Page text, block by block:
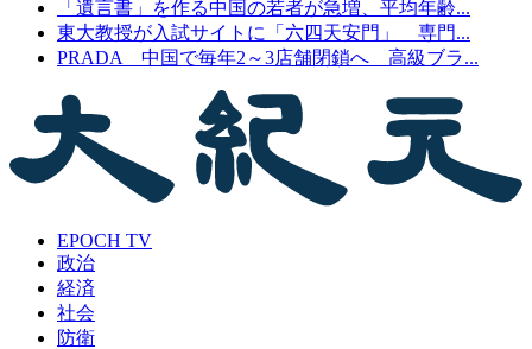
「遺言書」を作る中国の若者が急増、平均年齢...
東大教授が入試サイトに「六四天安門」 専門...
PRADA 中国で毎年2～3店舗閉鎖へ 高級ブラ...
EPOCH TV
政治
経済
社会
防衛